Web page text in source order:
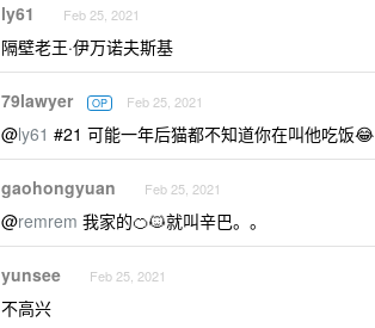
ly61 Feb 25, 2021
隔壁老王·伊万诺夫斯基
79lawyer OP Feb 25, 2021
@ly61 #21 可能一年后猫都不知道你在叫他吃饭😂
gaohongyuan Feb 25, 2021
@remrem 我家的🍊🐱就叫辛巴。。
yunsee Feb 25, 2021
不高兴